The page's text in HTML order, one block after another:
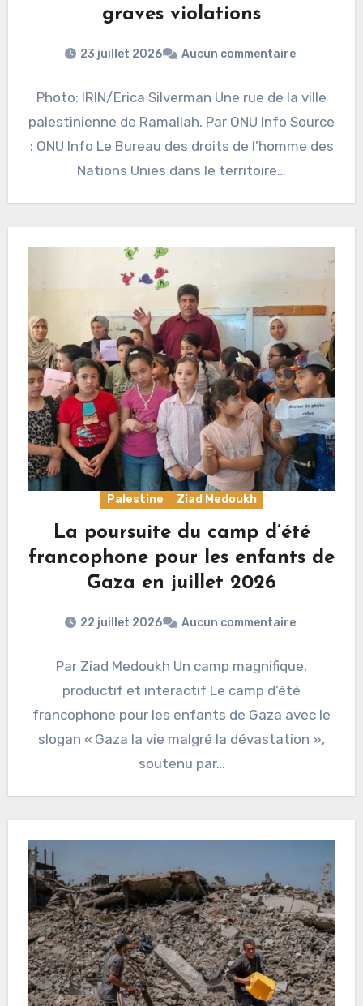
graves violations
23 juillet 2026 Aucun commentaire
Photo: IRIN/Erica Silverman Une rue de la ville
palestinienne de Ramallah. Par ONU Info Source
: ONU Info Le Bureau des droits de l’homme des
Nations Unies dans le territoire…
Palestine Ziad Medoukh
La poursuite du camp d’été
francophone pour les enfants de
Gaza en juillet 2026
22 juillet 2026 Aucun commentaire
Par Ziad Medoukh Un camp magnifique,
productif et interactif Le camp d’été
francophone pour les enfants de Gaza avec le
slogan « Gaza la vie malgré la dévastation »,
soutenu par…